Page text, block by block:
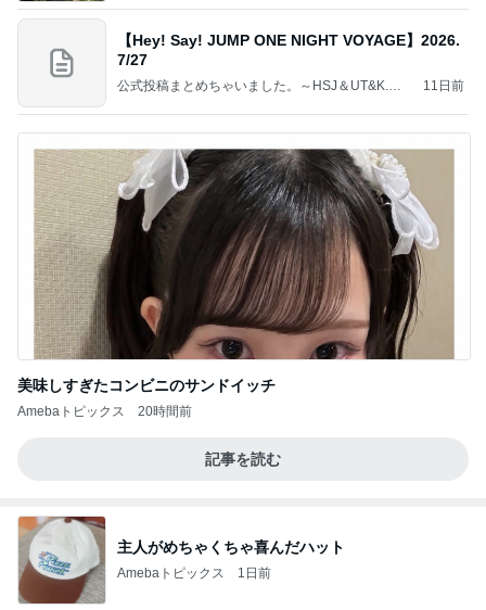
【Hey! Say! JUMP ONE NIGHT VOYAGE】2026.
7/27
公式投稿まとめちゃいました。～HSJ＆UT&K.O.
11日前
美味しすぎたコンビニのサンドイッチ
Amebaトピックス 20時間前
記事を読む
主人がめちゃくちゃ喜んだハット
Amebaトピックス 1日前